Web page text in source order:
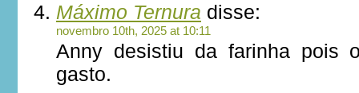
Máximo Ternura disse:
novembro 10th, 2025 at 10:11
Anny desistiu da farinha pois
gasto.